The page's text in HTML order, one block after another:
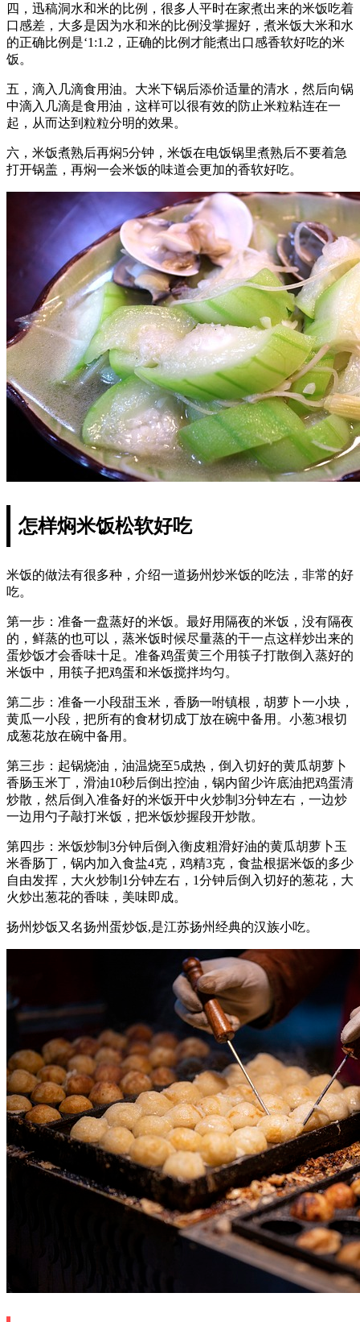
四，迅稿洞水和米的比例，很多人平时在家煮出来的米饭吃着
口感差，大多是因为水和米的比例没掌握好，煮米饭大米和水
的正确比例是‘1:1.2，正确的比例才能煮出口感香软好吃的米
饭。
五，滴入几滴食用油。大米下锅后添价适量的清水，然后向锅
中滴入几滴是食用油，这样可以很有效的防止米粒粘连在一
起，从而达到粒粒分明的效果。
六，米饭煮熟后再焖5分钟，米饭在电饭锅里煮熟后不要着急
打开锅盖，再焖一会米饭的味道会更加的香软好吃。
怎样焖米饭松软好吃
米饭的做法有很多种，介绍一道扬州炒米饭的吃法，非常的好
吃。
第一步：准备一盘蒸好的米饭。最好用隔夜的米饭，没有隔夜
的，鲜蒸的也可以，蒸米饭时候尽量蒸的干一点这样炒出来的
蛋炒饭才会香味十足。准备鸡蛋黄三个用筷子打散倒入蒸好的
米饭中，用筷子把鸡蛋和米饭搅拌均匀。
第二步：准备一小段甜玉米，香肠一咐镇根，胡萝卜一小块，
黄瓜一小段，把所有的食材切成丁放在碗中备用。小葱3根切
成葱花放在碗中备用。
第三步：起锅烧油，油温烧至5成热，倒入切好的黄瓜胡萝卜
香肠玉米丁，滑油10秒后倒出控油，锅内留少许底油把鸡蛋清
炒散，然后倒入准备好的米饭开中火炒制3分钟左右，一边炒
一边用勺子敲打米饭，把米饭炒握段开炒散。
第四步：米饭炒制3分钟后倒入衡皮粗滑好油的黄瓜胡萝卜玉
米香肠丁，锅内加入食盐4克，鸡精3克，食盐根据米饭的多少
自由发挥，大火炒制1分钟左右，1分钟后倒入切好的葱花，大
火炒出葱花的香味，美味即成。
扬州炒饭又名扬州蛋炒饭,是江苏扬州经典的汉族小吃。